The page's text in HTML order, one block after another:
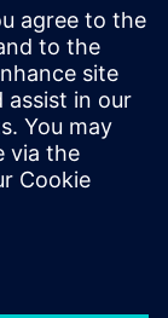
og forverret
vedlikehold
- Gi
-